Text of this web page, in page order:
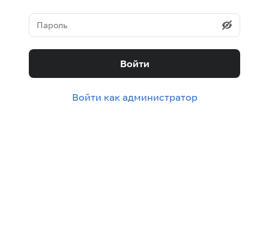
Войти
Войти как администратор